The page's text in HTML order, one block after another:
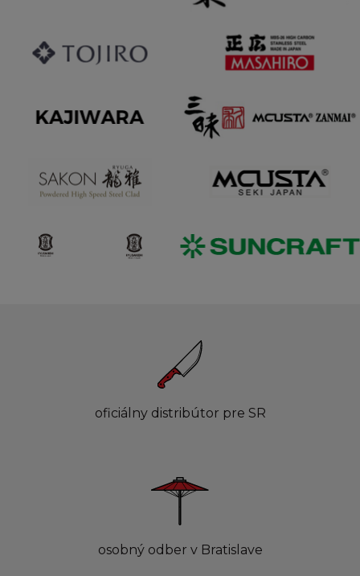
oficiálny distribútor pre SR
osobný odber v Bratislave